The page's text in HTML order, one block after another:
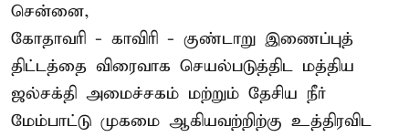
சென்னை,
கோதாவரி - காவிரி - குண்டாறு இணைப்புத்
திட்டத்தை விரைவாக செயல்படுத்திட மத்திய
ஜல்சக்தி அமைச்சகம் மற்றும் தேசிய நீர்
மேம்பாட்டு முகமை ஆகியவற்றிற்கு உத்திரவிட